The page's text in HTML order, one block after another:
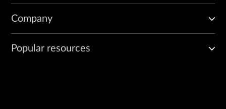
Company
Popular resources